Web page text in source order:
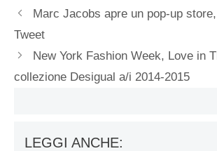
Marc Jacobs apre un pop-up
Tweet
New York Fashion Week, Love in
collezione Desigual a/i 2014-2015
LEGGI ANCHE: